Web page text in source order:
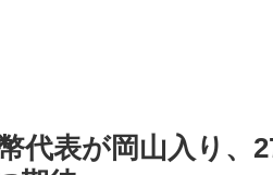
代表が岡山入り、